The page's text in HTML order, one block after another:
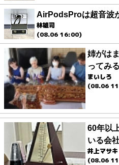
AirPodsProは超音波
林雄司
(08.06 16:00)
姉がは
ってみる
まいしろ
(08.06
60年以
いる会
井上マサキ
(08.06